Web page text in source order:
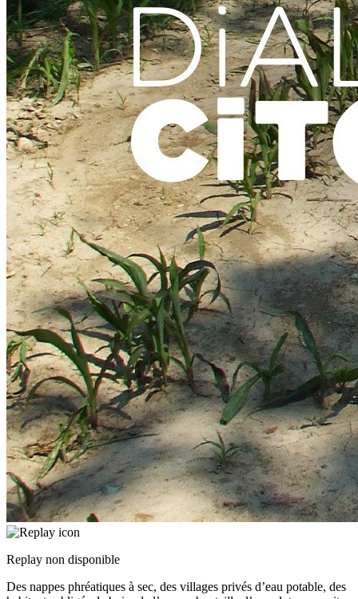
Replay non disponible
Des nappes phréatiques à sec, des villages privés d’eau potable, des